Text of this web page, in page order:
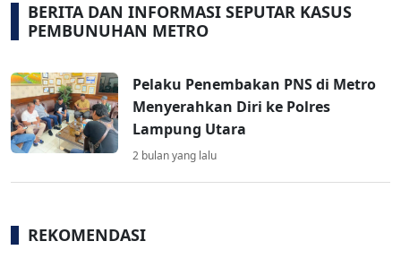
BERITA DAN INFORMASI SEPUTAR KASUS
PEMBUNUHAN METRO
Pelaku Penembakan PNS di Metro
Menyerahkan Diri ke Polres
Lampung Utara
2 bulan yang lalu
REKOMENDASI